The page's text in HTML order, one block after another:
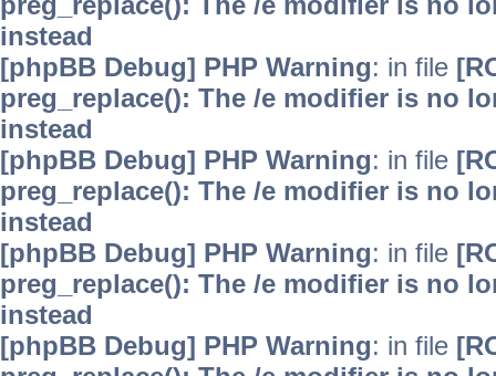
instead
[phpBB Debug] PHP Warning: in file
preg_replace(): The /e modifier is no
instead
[phpBB Debug] PHP Warning: in file
preg_replace(): The /e modifier is no
instead
[phpBB Debug] PHP Warning: in file
preg_replace(): The /e modifier is no
instead
[phpBB Debug] PHP Warning: in file